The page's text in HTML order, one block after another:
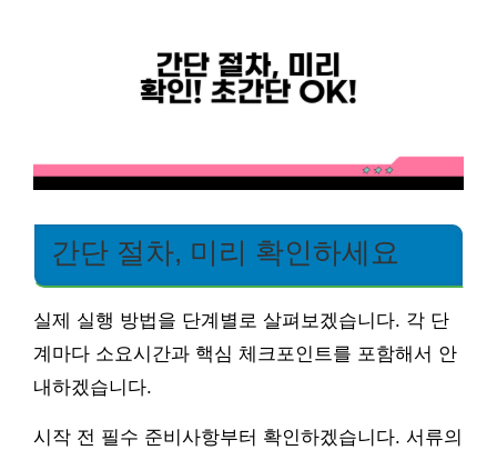
간단 절차, 미리 확인하세요
실제 실행 방법을 단계별로 살펴보겠습니다. 각 단
계마다 소요시간과 핵심 체크포인트를 포함해서 안
내하겠습니다.
시작 전 필수 준비사항부터 확인하겠습니다. 서류의